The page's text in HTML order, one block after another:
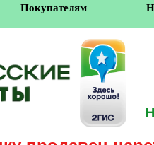
Покупателям